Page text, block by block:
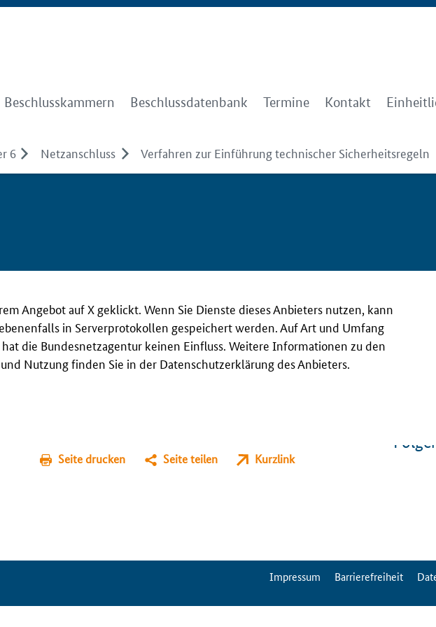
Beschlusskammern Beschlussdatenbank Termine Kontakt
6 Netzanschluss Verfahren zur Einführung technischer Sicherheitsregeln
Angebot auf X geklickt. Wenn Sie Dienste dieses Anbieters nutzen, kann
in Serverprotokollen gespeichert werden. Auf Art und Umfang
die Bundesnetzagentur keinen Einfluss. Weitere Informationen zu den
Nutzung finden Sie in der Datenschutzerklärung des Anbieters.
Seite drucken Seite teilen Kurzlink
ServiceMenuImpressum Barrierefreiheit